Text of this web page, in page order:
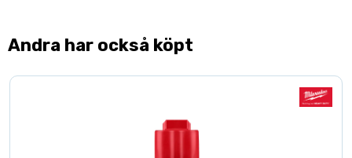
Andra har också köpt